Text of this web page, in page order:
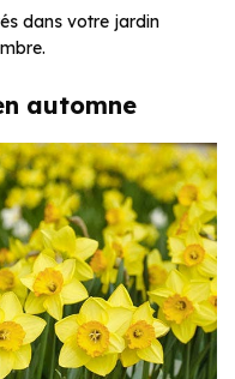
dans votre jardin
automne